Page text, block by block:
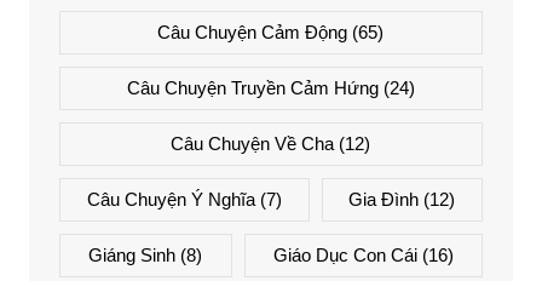
Câu Chuyện Cảm Động (65)
Câu Chuyện Truyền Cảm Hứng(24)
Câu Chuyện Về Cha (12)
Câu Chuyện Ý Nghĩa(7) Gia Đình (12)
Giáng Sinh (8) Giáo Dục Con Cái(16)